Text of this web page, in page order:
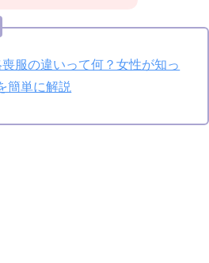
服の違いって何？女性が知っ
簡単に解説